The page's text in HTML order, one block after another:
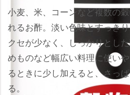
小麦、米、コーンなど複数の
れるお酢。淡い色味とすっき
クセが少なく、しっかりとし
めものなど幅広い料理に使い
るときに少し加えると、さっ
る。